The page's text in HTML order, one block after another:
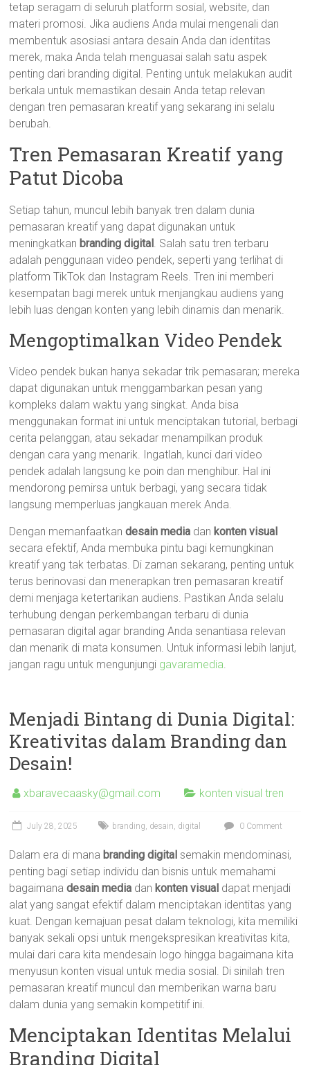
tetap seragam di seluruh platform sosial, website, dan
materi promosi. Jika audiens Anda mulai mengenali dan
membentuk asosiasi antara desain Anda dan identitas
merek, maka Anda telah menguasai salah satu aspek
penting dari branding digital. Penting untuk melakukan audit
berkala untuk memastikan desain Anda tetap relevan
dengan tren pemasaran kreatif yang sekarang ini selalu
berubah.
Tren Pemasaran Kreatif yang
Patut Dicoba
Setiap tahun, muncul lebih banyak tren dalam dunia
pemasaran kreatif yang dapat digunakan untuk
meningkatkan branding digital. Salah satu tren terbaru
adalah penggunaan video pendek, seperti yang terlihat di
platform TikTok dan Instagram Reels. Tren ini memberi
kesempatan bagi merek untuk menjangkau audiens yang
lebih luas dengan konten yang lebih dinamis dan menarik.
Mengoptimalkan Video Pendek
Video pendek bukan hanya sekadar trik pemasaran; mereka
dapat digunakan untuk menggambarkan pesan yang
kompleks dalam waktu yang singkat. Anda bisa
menggunakan format ini untuk menciptakan tutorial, berbagi
cerita pelanggan, atau sekadar menampilkan produk
dengan cara yang menarik. Ingatlah, kunci dari video
pendek adalah langsung ke poin dan menghibur. Hal ini
mendorong pemirsa untuk berbagi, yang secara tidak
langsung memperluas jangkauan merek Anda.
Dengan memanfaatkandesain media dan konten visual
secara efektif, Anda membuka pintu bagi kemungkinan
kreatif yang tak terbatas. Di zaman sekarang, penting untuk
terus berinovasi dan menerapkan tren pemasaran kreatif
demi menjaga ketertarikan audiens. Pastikan Anda selalu
terhubung dengan perkembangan terbaru di dunia
pemasaran digital agar branding Anda senantiasa relevan
dan menarik di mata konsumen. Untuk informasi lebih lanjut,
jangan ragu untuk mengunjungi gavaramedia.
Menjadi Bintang di Dunia Digital:
Kreativitas dalam Branding dan
Desain!
xbaravecaasky@gmail.com konten visual tren
July 28, 2025 branding, desain, digital 0 Comment
Dalam era di mana branding digital semakin mendominasi,
penting bagi setiap individu dan bisnis untuk memahami
bagaimanadesain media dan konten visual dapat menjadi
alat yang sangat efektif dalam menciptakan identitas yang
kuat. Dengan kemajuan pesat dalam teknologi, kita memiliki
banyak sekali opsi untuk mengekspresikan kreativitas kita,
mulai dari cara kita mendesain logo hingga bagaimana kita
menyusun konten visual untuk media sosial. Di sinilah tren
pemasaran kreatif muncul dan memberikan warna baru
dalam dunia yang semakin kompetitif ini.
Menciptakan Identitas Melalui
Branding Digital